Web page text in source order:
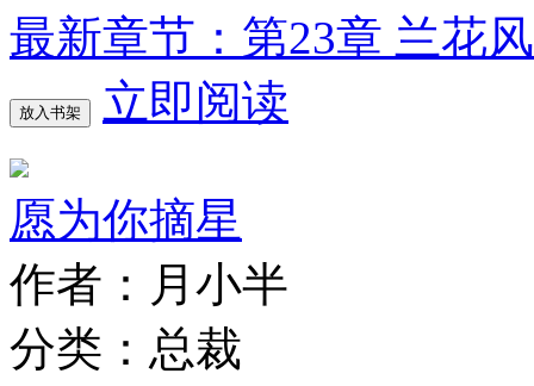
最新章节：第23章 兰花
放入书架 立即阅读
愿为你摘星
作者：月小半
分类：总裁